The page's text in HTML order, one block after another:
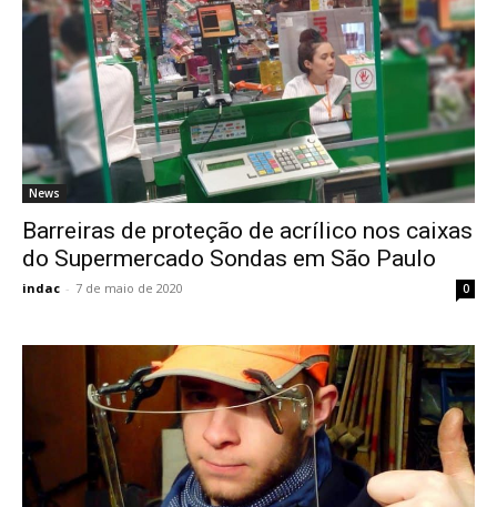
News
Barreiras de proteção de acrílico nos caixas
do Supermercado Sondas em São Paulo
indac - 7 de maio de 2020 0